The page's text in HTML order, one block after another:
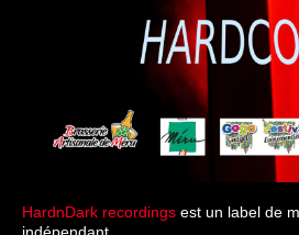
HardnDark recordings est un label de